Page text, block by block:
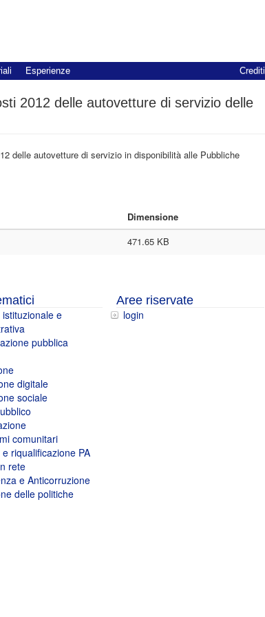
Esperienze Crediti
2012 delle autovetture di servizio delle
delle autovetture di servizio in disponibilità alle Pubbliche
Dimensione
471.65 KB
e
pubblica
digitale
sociale
comunitari
riqualificazione PA
rete
e Anticorruzione
delle politiche
Aree riservate
login